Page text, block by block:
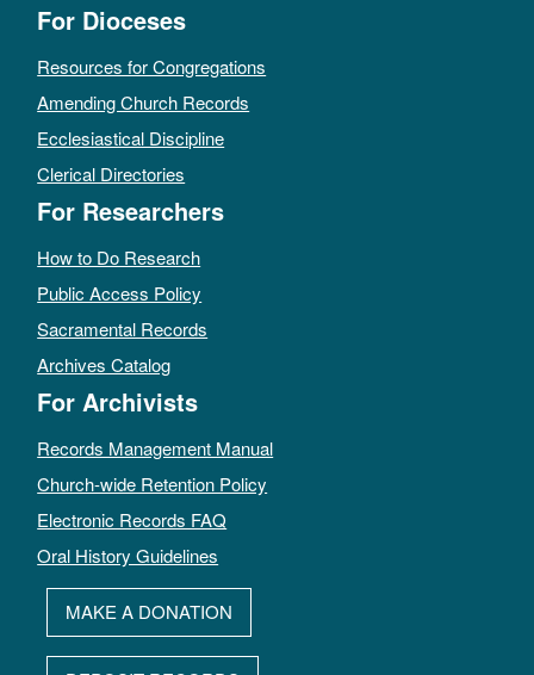
For Dioceses
Resources for Congregations
Amending Church Records
Ecclesiastical Discipline
Clerical Directories
For Researchers
How to Do Research
Public Access Policy
Sacramental Records
Archives Catalog
For Archivists
Records Management Manual
Church-wide Retention Policy
Electronic Records FAQ
Oral History Guidelines
MAKE A DONATION